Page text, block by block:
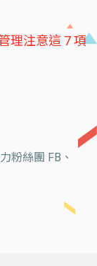
理注意這 7 項
粉絲團 FB、